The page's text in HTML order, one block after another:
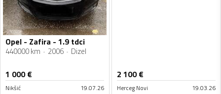
Opel - Zafira - 1.9 tdci
440000 km 2006 Dizel
1 000€
Nikšić 19.07.26
2 100€
Herceg Novi 19.03.26